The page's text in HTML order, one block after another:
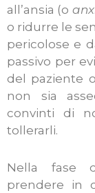
all’ansia (o
o ridurre le
pericolose e
passivo per
del paziente
non sia
convinti di
tollerarli.
Nella fase
prendere in